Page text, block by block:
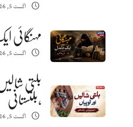
اگست 5, 2026
مہنگائی
اگست 5, 2026
بلتی
،بلتستانی
اگست 5, 2026